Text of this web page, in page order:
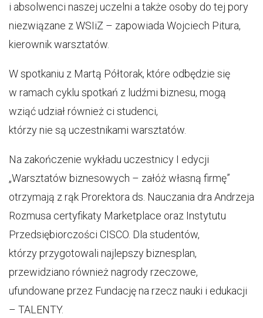
i absolwenci naszej uczelni a także osoby do tej pory
niezwiązane z WSIiZ – zapowiada Wojciech Pitura,
kierownik warsztatów.
W spotkaniu z Martą Półtorak, które odbędzie się
w ramach cyklu spotkań z ludźmi biznesu, mogą
wziąć udział również ci studenci,
którzy nie są uczestnikami warsztatów.
Na zakończenie wykładu uczestnicy I edycji
„Warsztatów biznesowych – załóż własną firmę”
otrzymają z rąk Prorektora ds. Nauczania dra Andrzeja
Rozmusa certyfikaty Marketplace oraz Instytutu
Przedsiębiorczości CISCO. Dla studentów,
którzy przygotowali najlepszy biznesplan,
przewidziano również nagrody rzeczowe,
ufundowane przez Fundację na rzecz nauki i edukacji
– TALENTY.